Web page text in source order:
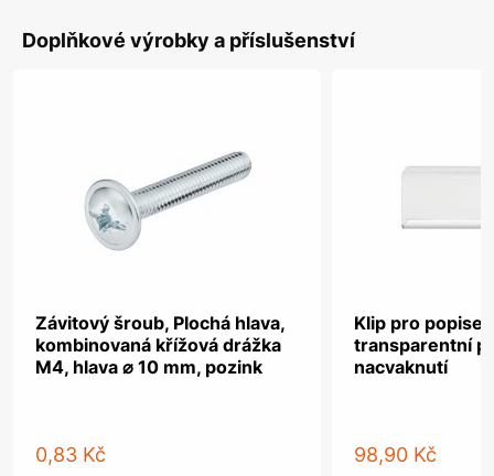
Doplňkové výrobky a příslušenství
Závitový šroub, Plochá hlava,
kombinovaná křížová drážka
M4, hlava ⌀ 10 mm, pozink
0,83 Kč
Klip pro
transparentní
nacvaknutí
98,90 Kč